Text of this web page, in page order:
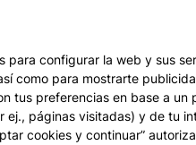
para configurar la web y sus
como para mostrarte
tus preferencias en base a un
páginas visitadas) y de tu
cookies y continuar”